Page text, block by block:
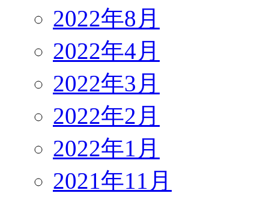
2022年8月
2022年4月
2022年3月
2022年2月
2022年1月
2021年11月